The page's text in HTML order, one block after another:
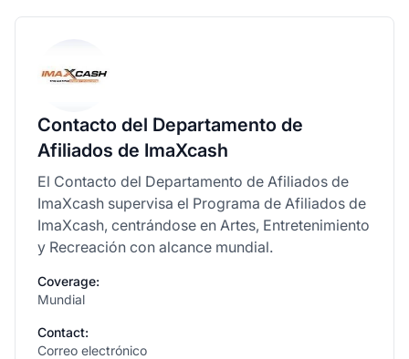
Contacto del Departamento de
Afiliados de ImaXcash
El Contacto del Departamento de Afiliados de
ImaXcash supervisa el Programa de Afiliados de
ImaXcash, centrándose en Artes, Entretenimiento
y Recreación con alcance mundial.
Coverage:
Mundial
Contact:
Correo electrónico